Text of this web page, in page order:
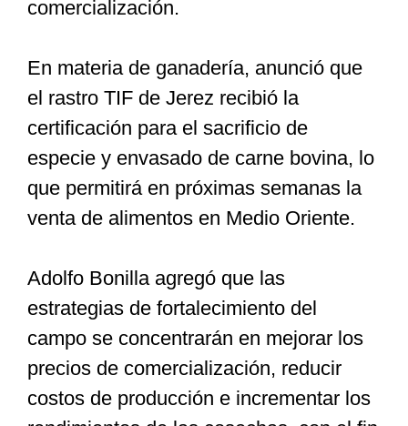
comercialización.
En materia de ganadería, anunció que
el rastro TIF de Jerez recibió la
certificación para el sacrificio de
especie y envasado de carne bovina, lo
que permitirá en próximas semanas la
venta de alimentos en Medio Oriente.
Adolfo Bonilla agregó que las
estrategias de fortalecimiento del
campo se concentrarán en mejorar los
precios de comercialización, reducir
costos de producción e incrementar los